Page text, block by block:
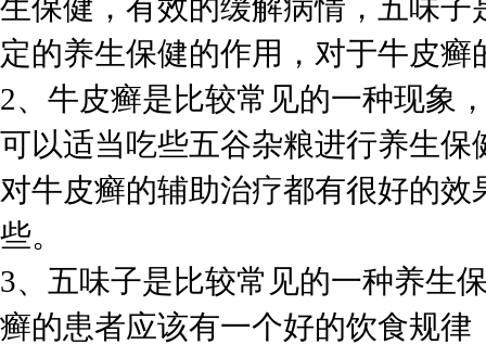
生保健，有效的缓解病情，五味
定的养生保健的作用，对于牛皮
2、牛皮癣是比较常见的一种现象
可以适当吃些五谷杂粮进行养生
对牛皮癣的辅助治疗都有很好的
些。
3、五味子是比较常见的一种养生
癣的患者应该有一个好的饮食规